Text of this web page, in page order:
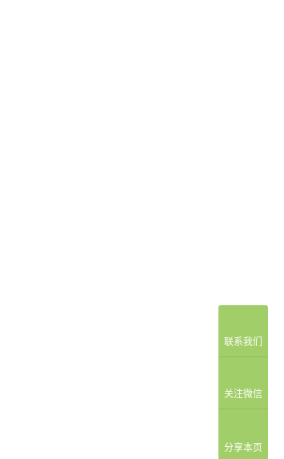
联系我们
关注微信
分享本页